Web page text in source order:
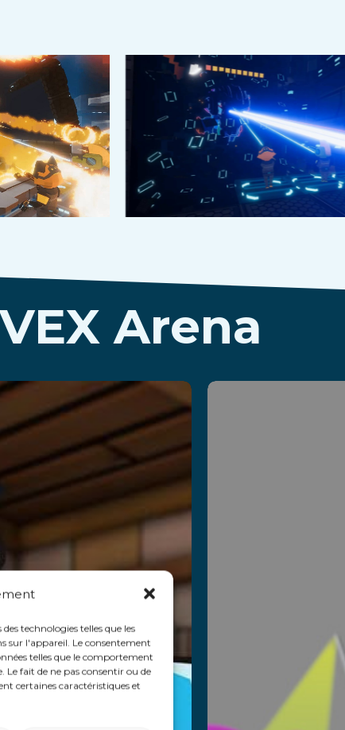
technologies telles que les
sur l'appareil. Le consentement
telles que le comportement
Le fait de ne pas consentir ou de
certaines caractéristiques et
Arena
Kitchen
Panic!
En savoir plus